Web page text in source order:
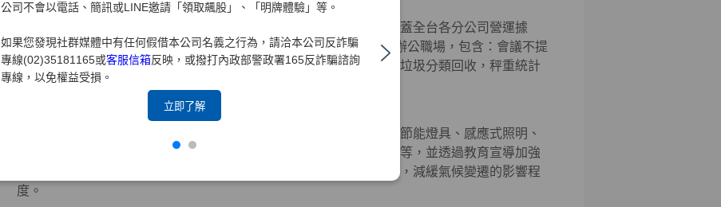
公司不會以電話、簡訊或LINE邀請「領取飆股」、「明牌體驗」等。
如果您發現社群媒體中有任何假借本公司名義之行為，請洽本公司反詐騙
專線(02)35181165或客服信箱反映，或撥打內政部警政署165反詐騙諮詢
專線，以免權益受損。
立即了解
水資源及廢棄物管理
元大證券進行水足跡盤查驗證，落實數據化管理與目標設定，邊界涵蓋全台各分公司營運據
點，覆蓋率達100%。此外，積極向同仁宣導減少廢棄物作法落實於辦公職場，包含：會議不提
供杯水及塑膠瓶裝水、不使用一次性及美耐皿餐具、自備環保杯具、垃圾分類回收，秤重統計
垃圾量追蹤各樓層垃圾與廢棄物減量目標。
元大證券透過各項具體節能行動，包含：汰換高耗能設備、換裝LED節能燈具、感應式照明、
管制電力設備的使用、能耗智慧監測、空調系統升級、建築隔熱設計等，並透過教育宣導加強
員工對於節能減碳及環境保護的意識，以降低公司營運排碳潛在風險，減緩氣候變遷的影響程
度。